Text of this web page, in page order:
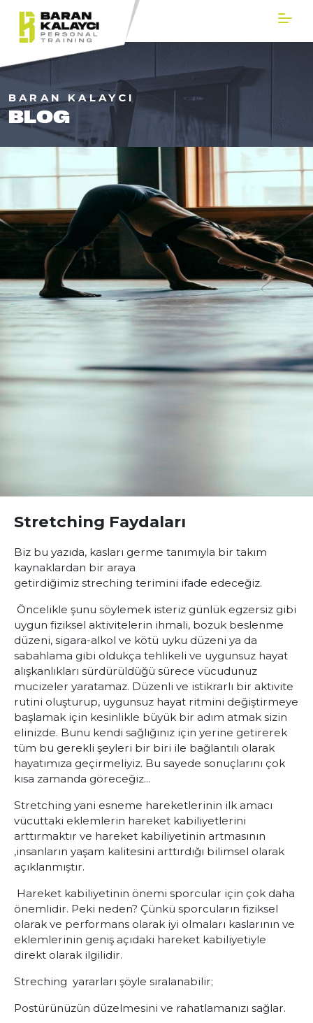
BARAN KALAYCI
BLOG
Stretching Faydaları
Biz bu yazıda, kasları germe tanımıyla bir takım
kaynaklardan bir araya
getirdiğimiz streching terimini ifade edeceğiz.
Öncelikle şunu söylemek isteriz günlük egzersiz gibi
uygun fiziksel aktivitelerin ihmali, bozuk beslenme
düzeni, sigara-alkol ve kötü uyku düzeni ya da
sabahlama gibi oldukça tehlikeli ve uygunsuz hayat
alışkanlıkları sürdürüldüğü sürece vücudunuz
mucizeler yaratamaz. Düzenli ve istikrarlı bir aktivite
rutini oluşturup, uygunsuz hayat ritmini değiştirmeye
başlamak için kesinlikle büyük bir adım atmak sizin
elinizde. Bunu kendi sağlığınız için yerine getirerek
tüm bu gerekli şeyleri bir biri ile bağlantılı olarak
hayatımıza geçirmeliyiz. Bu sayede sonuçlarını çok
kısa zamanda göreceğiz...
Stretching yani esneme hareketlerinin ilk amacı
vücuttaki eklemlerin hareket kabiliyetlerini
arttırmaktır ve hareket kabiliyetinin artmasının
,insanların yaşam kalitesini arttırdığı bilimsel olarak
açıklanmıştır.
Hareket kabiliyetinin önemi sporcular için çok daha
önemlidir. Peki neden? Çünkü sporcuların fiziksel
olarak ve performans olarak iyi olmaları kaslarının ve
eklemlerinin geniş açıdaki hareket kabiliyetiyle
direkt olarak ilgilidir.
Streching yararları şöyle sıralanabilir;
Postürünüzün düzelmesini ve rahatlamanızı sağlar.